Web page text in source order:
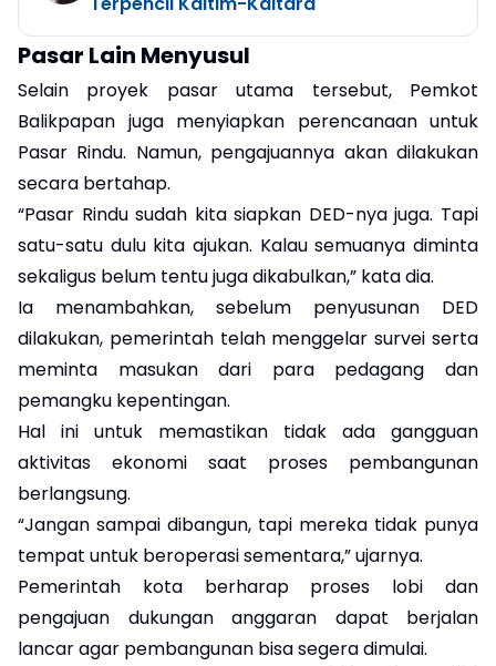
Pasar Lain Menyusul
Selain proyek pasar utama tersebut, Pemkot
Balikpapan juga menyiapkan perencanaan untuk
Pasar Rindu. Namun, pengajuannya akan dilakukan
secara bertahap.
“Pasar Rindu sudah kita siapkan DED-nya juga. Tapi
satu-satu dulu kita ajukan. Kalau semuanya diminta
sekaligus belum tentu juga dikabulkan,” kata dia.
Ia menambahkan, sebelum penyusunan DED
dilakukan, pemerintah telah menggelar survei serta
meminta masukan dari para pedagang dan
pemangku kepentingan.
Hal ini untuk memastikan tidak ada gangguan
aktivitas ekonomi saat proses pembangunan
berlangsung.
“Jangan sampai dibangun, tapi mereka tidak punya
tempat untuk beroperasi sementara,” ujarnya.
Pemerintah kota berharap proses lobi dan
pengajuan dukungan anggaran dapat berjalan
lancar agar pembangunan bisa segera dimulai.